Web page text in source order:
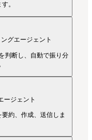
。
グエージェント
判断し、自動で振り分
ージェント
約、作成、送信しま